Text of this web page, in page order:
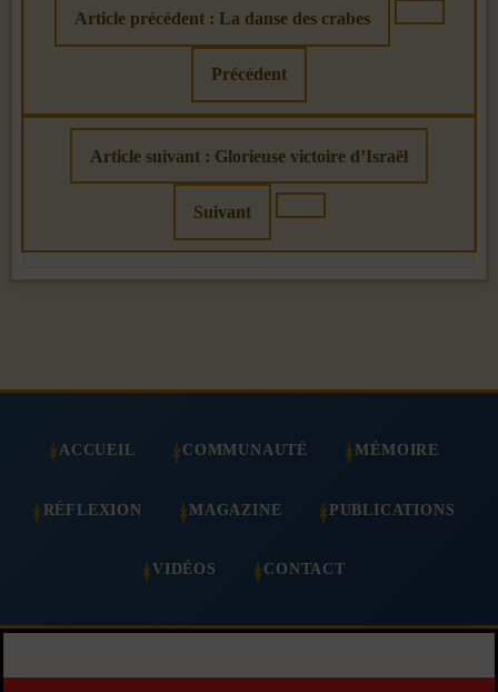
Article précédent : La danse des crabes
Précédent
Article suivant : Glorieuse victoire d’Israël
Suivant
ACCUEIL COMMUNAUTÉ MÉMOIRE
RÉFLEXION MAGAZINE PUBLICATIONS
VIDÉOS CONTACT